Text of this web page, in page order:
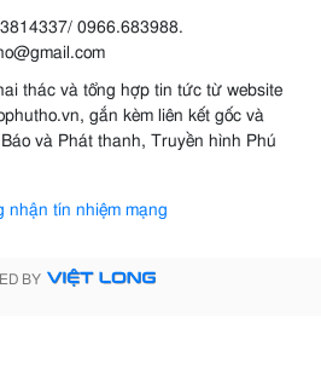
0966.683988.
thác và tổng hợp tin tức từ website
gắn kèm liên kết gốc và
và Phát thanh, Truyền hình Phú
BY